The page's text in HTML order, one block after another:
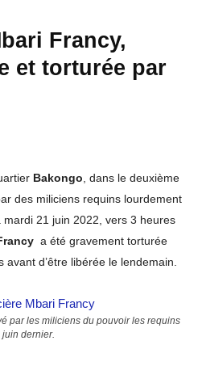
Francy,
et torturée par
Bakongo, dans le deuxième
des miliciens requins lourdement
21 juin 2022, vers 3 heures
a été gravement torturée
avant d’être libérée le lendemain.
par les miliciens du pouvoir les requins
juin dernier.